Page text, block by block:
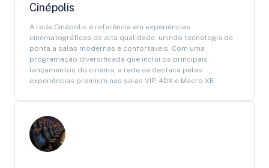
Cinépolis
A rede Cinépolis é referência em experiências
cinematográficas de alta qualidade, unindo tecnologia de
ponta a salas modernas e confortáveis. Com uma
programação diversificada que inclui os principais
lançamentos do cinema, a rede se destaca pelas
experiências premium nas salas VIP, 4DX e Macro XE.